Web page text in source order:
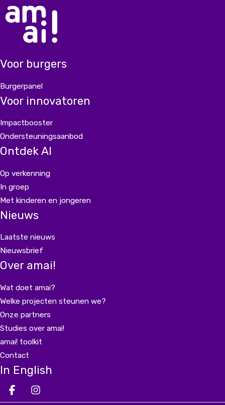
Voor burgers
Burgerpanel
Voor innovatoren
Impactbooster
Ondersteuningsaanbod
Ontdek AI
Op verkenning
In groep
Met kinderen en jongeren
Nieuws
Laatste nieuws
Nieuwsbrief
Over amai!
Wat doet amai?
Welke projecten steunen we?
Onze partners
Studies over amai!
amai! toolkit
Contact
In English
Deel op facebook
Deel op Instagram
Deel op LinkedIn